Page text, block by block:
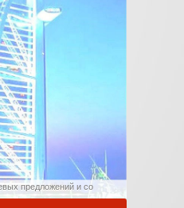
предложений и со